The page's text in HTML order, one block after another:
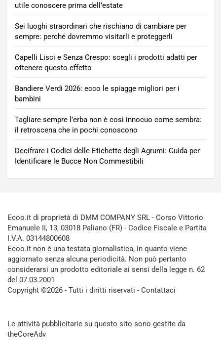
utile conoscere prima dell’estate
Sei luoghi straordinari che rischiano di cambiare per
sempre: perché dovremmo visitarli e proteggerli
Capelli Lisci e Senza Crespo: scegli i prodotti adatti per
ottenere questo effetto
Bandiere Verdi 2026: ecco le spiagge migliori per i
bambini
Tagliare sempre l’erba non è così innocuo come sembra:
il retroscena che in pochi conoscono
Decifrare i Codici delle Etichette degli Agrumi: Guida per
Identificare le Bucce Non Commestibili
Ecoo.it di proprietà di DMM COMPANY SRL - Corso Vittorio
Emanuele II, 13, 03018 Paliano (FR) - Codice Fiscale e Partita
I.V.A. 03144800608
Ecoo.it non è una testata giornalistica, in quanto viene
aggiornato senza alcuna periodicità. Non può pertanto
considerarsi un prodotto editoriale ai sensi della legge n. 62
del 07.03.2001
Copyright ©2026 - Tutti i diritti riservati - Contattaci
Le attività pubblicitarie su questo sito sono gestite da
theCoreAdv